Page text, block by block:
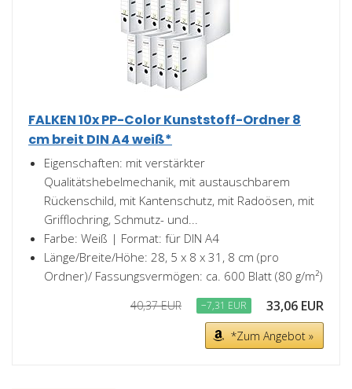
FALKEN 10x PP-Color Kunststoff-Ordner 8
cm breit DIN A4 weiß*
Eigenschaften: mit verstärkter
Qualitätshebelmechanik, mit austauschbarem
Rückenschild, mit Kantenschutz, mit Radoösen, mit
Grifflochring, Schmutz- und...
Farbe: Weiß | Format: für DIN A4
Länge/Breite/Höhe: 28, 5 x 8 x 31, 8 cm (pro
Ordner)/ Fassungsvermögen: ca. 600 Blatt (80 g/m²)
40,37 EUR −7,31 EUR 33,06 EUR
*Zum Angebot »